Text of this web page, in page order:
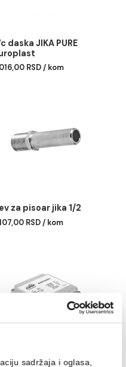
Wc daska JIKA PURE
duroplast
8.016,00 RSD / kom
Cev za pisoar jika 1/2
2.107,00 RSD / kom